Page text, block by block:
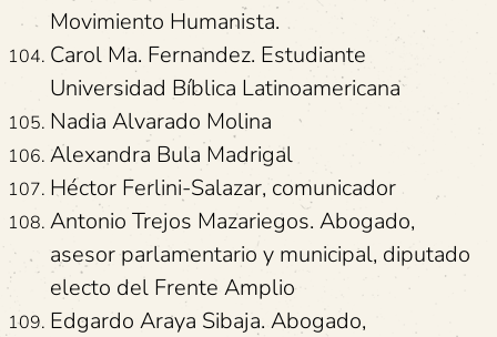
Movimiento Humanista.
Carol Ma. Fernandez. Estudiante
Universidad Bíblica Latinoamericana
Nadia Alvarado Molina
Alexandra Bula Madrigal
Héctor Ferlini-Salazar, comunicador
Antonio Trejos Mazariegos. Abogado,
asesor parlamentario y municipal, diputado
electo del Frente Amplio
Edgardo Araya Sibaja. Abogado,